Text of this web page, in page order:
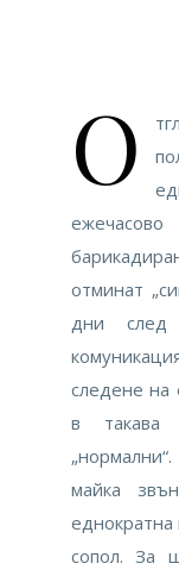
О
отминат
дни след
следене на
в такава
майка
еднократна
сопол. За